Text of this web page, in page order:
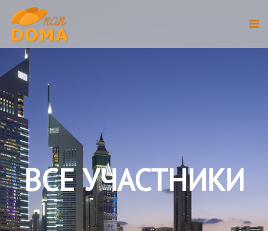
ВСЕ УЧАСТНИКИ